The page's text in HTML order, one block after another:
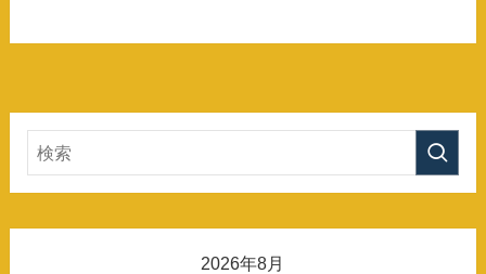
2026年8月